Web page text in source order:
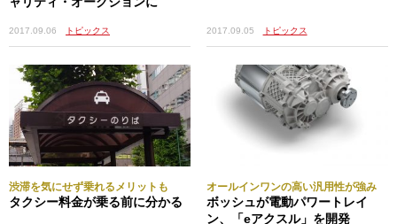
2017.09.06 トピックス 2017.09.05 トピックス
渋滞を気にせず乗れるメリットも
タクシー料金が乗る前に分かる
オールインワンの高い汎用性が強み
ボッシュが電動パワートレイ
ン、「eアクスル」を開発